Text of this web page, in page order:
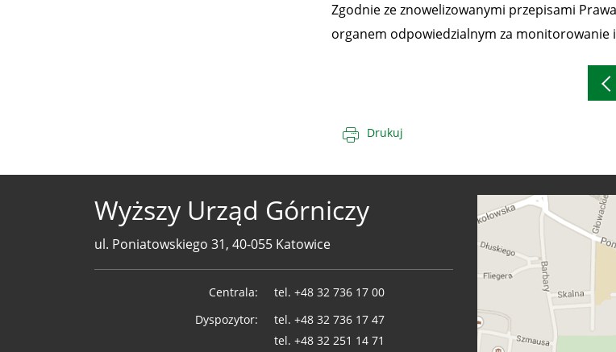
Zgodnie ze znowelizowanymi przepisami
organem odpowiedzialnym za monitorowanie
Drukuj
Wyższy Urząd Górniczy
ul. Poniatowskiego 31, 40-055 Katowice
Centrala: tel. +48 32 736 17 00
Dyspozytor:
tel. +48 32 736 17 47
tel. +48 32 251 14 71